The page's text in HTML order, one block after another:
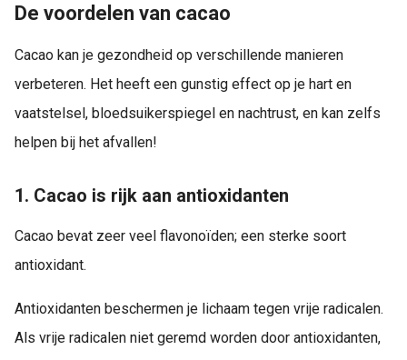
De voordelen van cacao
Cacao kan je gezondheid op verschillende manieren
verbeteren. Het heeft een gunstig effect op je hart en
vaatstelsel, bloedsuikerspiegel en nachtrust, en kan zelfs
helpen bij het afvallen!
1. Cacao is rijk aan antioxidanten
Cacao bevat zeer veel flavonoïden; een sterke soort
antioxidant.
Antioxidanten beschermen je lichaam tegen vrije radicalen.
Als vrije radicalen niet geremd worden door antioxidanten,